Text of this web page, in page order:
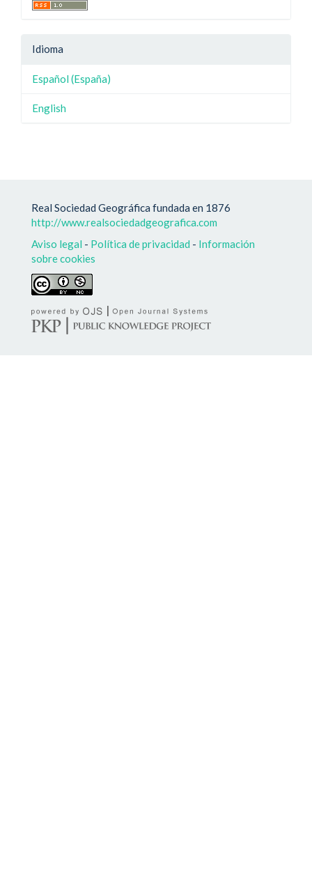
Idioma
Español (España)
English
Real Sociedad Geográfica fundada en 1876
http://www.realsociedadgeografica.com
Aviso legal - Política de privacidad - Información
sobre cookies